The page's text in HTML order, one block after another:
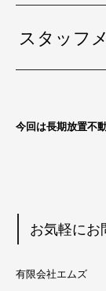
スタッフ
今回は長期放置不
お気軽にお
有限会社エムズ